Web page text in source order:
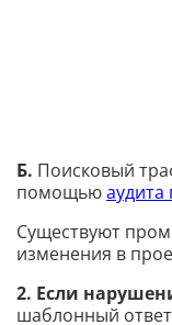
Б. Поисковый
помощьюаудита
Существуют
изменения в
2. Если
шаблонный